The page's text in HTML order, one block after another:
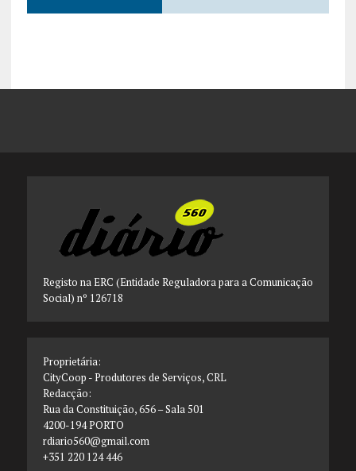
Registo na ERC (Entidade Reguladora para a Comunicação
Social) nº 126718
Proprietária:
CityCoop - Produtores de Serviços, CRL
Redacção:
Rua da Constituição, 656 – Sala 501
4200-194 PORTO
rdiario560@gmail.com
+351 220 124 446